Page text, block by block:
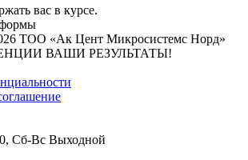
вас в курсе.
ТОО «Ак Цент Микросистемс Норд»
ВАШИ РЕЗУЛЬТАТЫ!
Сб-Вс Выходной